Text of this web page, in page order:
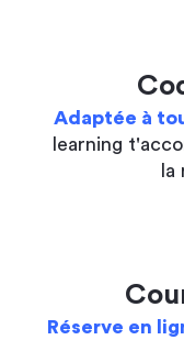
Adaptée à
learning
Réserve en